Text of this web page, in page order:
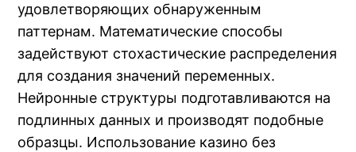
удовлетворяющих обнаруженным
паттернам. Математические способы
задействуют стохастические распределения
для создания значений переменных.
Нейронные структуры подготавливаются на
подлинных данных и производят подобные
образцы. Использование казино без